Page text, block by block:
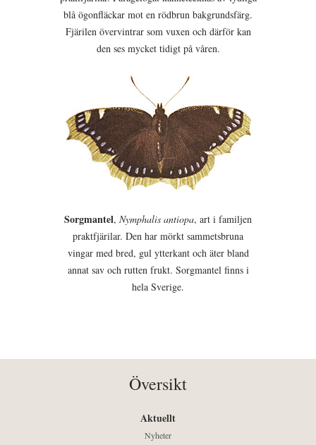
blå ögonfläckar mot en rödbrun bakgrundsfärg.
Fjärilen övervintrar som vuxen och därför kan
den ses mycket tidigt på våren.
Sorgmantel, Nymphalis antiopa, art i familjen
praktfjärilar. Den har mörkt sammetsbruna
vingar med bred, gul ytterkant och äter bland
annat sav och rutten frukt. Sorgmantel finns i
hela Sverige.
Översikt
Aktuellt
Nyheter